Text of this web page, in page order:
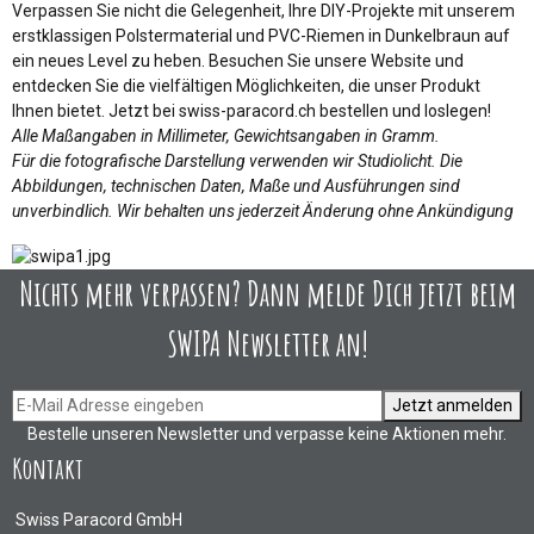
Verpassen Sie nicht die Gelegenheit, Ihre DIY-Projekte mit unserem
erstklassigen Polstermaterial und PVC-Riemen in Dunkelbraun auf
ein neues Level zu heben. Besuchen Sie unsere Website und
entdecken Sie die vielfältigen Möglichkeiten, die unser Produkt
Ihnen bietet. Jetzt bei swiss-paracord.ch bestellen und loslegen!
Alle Maßangaben in Millimeter, Gewichtsangaben in Gramm.
Für die fotografische Darstellung verwenden wir Studiolicht. Die
Abbildungen, technischen Daten, Maße und Ausführungen sind
unverbindlich. Wir behalten uns jederzeit Änderung ohne Ankündigung
Nichts mehr verpassen? Dann melde Dich jetzt beim
SWIPA Newsletter an!
Jetzt anmelden
Bestelle unseren Newsletter und verpasse keine Aktionen mehr.
Kontakt
Swiss Paracord GmbH